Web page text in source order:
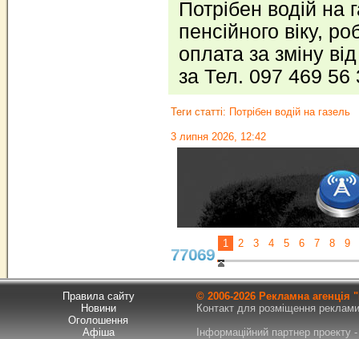
Потрібен водій на
пенсійного віку,
оплата за зміну
за Тел. 097 469
Теги статті: Потрібен водій на газель
3 липня 2026, 12:42
77069
1 2 3 4 5 6 7 8 9
Правила сайту
Новини
Оголошення
Афіша
© 2006-2026 Рекламна
Контакт для розміщення
Інформаційний партнер проекту